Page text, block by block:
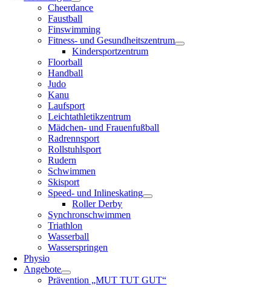
Cheerdance
Faustball
Finswimming
Fitness- und Gesundheitszentrum
Kindersportzentrum
Floorball
Handball
Judo
Kanu
Laufsport
Leichtathletikzentrum
Mädchen- und Frauenfußball
Radrennsport
Rollstuhlsport
Rudern
Schwimmen
Skisport
Speed- und Inlineskating
Roller Derby
Synchronschwimmen
Triathlon
Wasserball
Wasserspringen
Physio
Angebote
Prävention „MUT TUT GUT“